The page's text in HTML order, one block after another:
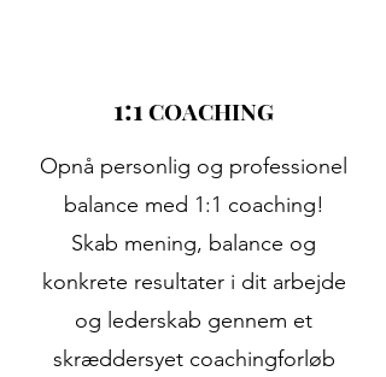
1:1 COACHING
Opnå personlig og professionel
balance med 1:1 coaching!
Skab mening, balance og
konkrete resultater i dit arbejde
og lederskab gennem et
skræddersyet coachingforløb